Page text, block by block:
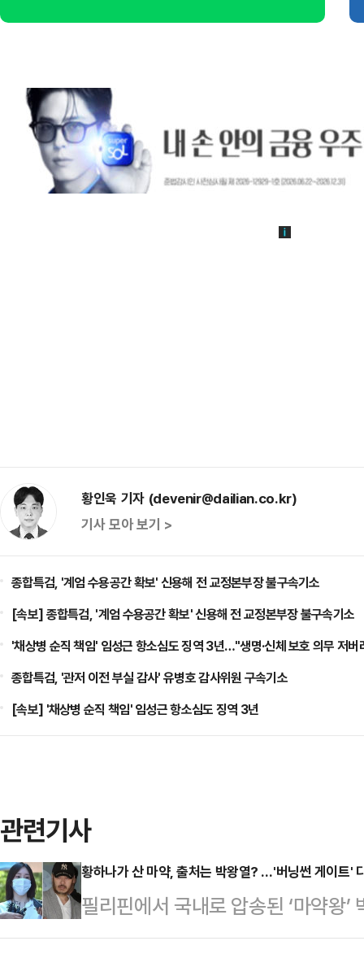
황인욱 기자 (devenir@dailian.co.kr)
기사 모아 보기 >
종합특검, '계엄 수용공간 확보' 신용해 전 교정본부장 불구속기소
[속보] 종합특검, '계엄 수용공간 확보' 신용해 전 교정본부장 불구속기소
'채상병 순직 책임' 임성근 항소심도 징역 3년…"생명·신체 보호 의무 저버
종합특검, '관저 이전 부실 감사' 유병호 감사위원 구속기소
[속보] '채상병 순직 책임' 임성근 항소심도 징역 3년
관련기사
황하나가 산 마약, 출처는 박왕열? …'버닝썬 게이트'
필리핀에서 국내로 압송된 ‘마약왕
건’과 남양유업 창업주 외손녀 황